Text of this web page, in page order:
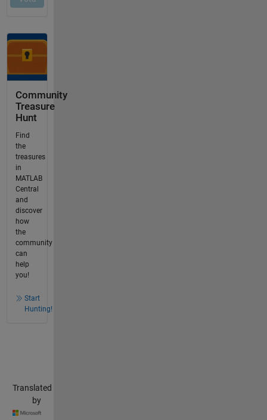
Community
Treasure
Hunt
Find
the
treasures
in
MATLAB
Central
and
discover
how
the
community
can
help
you!
Start
Hunting!
Translated
by